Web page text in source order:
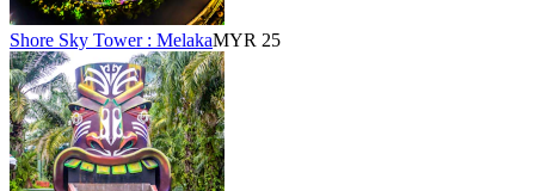
Shore Sky Tower : MelakaMYR 25